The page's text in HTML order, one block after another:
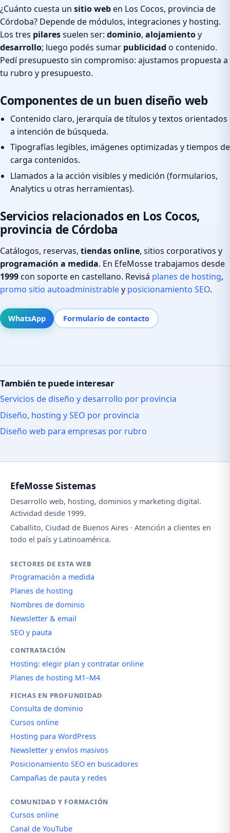
¿Cuánto cuesta un sitio weben Los Cocos, provincia de
Córdoba? Depende de módulos, integraciones y hosting.
Los tres pilaressuelen ser: dominio, alojamientoy
desarrollo; luego podés sumar publicidad o contenido.
Pedí presupuesto sin compromiso: ajustamos propuesta a
tu rubro y presupuesto.
Componentes de un buen diseño web
Contenido claro, jerarquía de títulos y textos orientados
a intención de búsqueda.
Tipografías legibles, imágenes optimizadas y tiempos de
carga contenidos.
Llamados a la acción visibles y medición (formularios,
Analytics u otras herramientas).
Servicios relacionados en Los Cocos,
provincia de Córdoba
Catálogos, reservas, tiendas online, sitios corporativos y
programación a medida. En EfeMosse trabajamos desde
1999con soporte en castellano. Revisá planes de hosting,
promo sitio autoadministrabley posicionamiento SEO.
WhatsApp Formulario de contacto
También te puede interesar
Servicios de diseño y desarrollo por provincia
Diseño, hosting y SEO por provincia
Diseño web para empresas por rubro
EfeMosse Sistemas
Desarrollo web, hosting, dominios y marketing digital.
Actividad desde 1999.
Caballito, Ciudad de Buenos Aires · Atención a clientes en
todo el país y Latinoamérica.
SECTORES DE ESTA WEB
Programación a medida
Planes de hosting
Nombres de dominio
Newsletter & email
SEO y pauta
CONTRATACIÓN
Hosting: elegir plan y contratar online
Planes de hosting M1–M4
FICHAS EN PROFUNDIDAD
Consulta de dominio
Cursos online
Hosting para WordPress
Newsletter y envíos masivos
Posicionamiento SEO en buscadores
Campañas de pauta y redes
COMUNIDAD Y FORMACIÓN
Cursos online
Canal de YouTube